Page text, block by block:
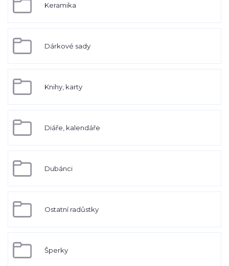
Keramika
Dárkové sady
Knihy, karty
Diáře, kalendáře
Dubánci
Ostatní radůstky
Šperky